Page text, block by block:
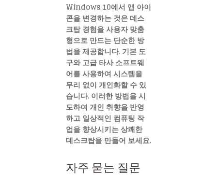
Windows 10에서 앱 아이
콘을 변경하는 것은 데스
크탑 경험을 사용자 맞춤
형으로 만드는 단순한 방
법을 제공합니다. 기본 도
구와 고급 타사 소프트웨
어를 사용하여 시스템을
무리 없이 개인화할 수 있
습니다. 이러한 방법을 시
도하여 개인 취향을 반영
하고 일상적인 컴퓨팅 작
업을 향상시키는 상쾌한
데스크탑을 만들어 보세요.
자주 묻는 질문